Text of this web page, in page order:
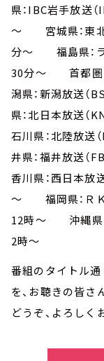
県：IBC岩手放送
～ 宮城県：東北
分～ 福島県：ラ
30分～ 首都圏
潟県：新潟放送
県：北日本放送
石川県：北陸放
井県：福井放送
香川県：西日本放
～ 福岡県：ＲＫ
12時～ 沖縄県：
2時～
番組のタイトル通
を、お聴きの皆さ
どうぞ、よろしく